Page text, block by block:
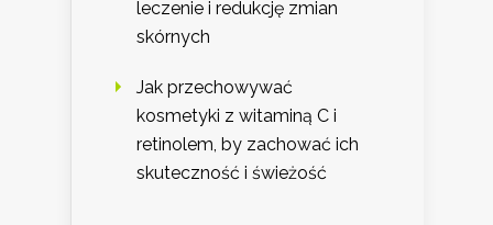
leczenie i redukcję zmian
skórnych
Jak przechowywać
kosmetyki z witaminą C i
retinolem, by zachować ich
skuteczność i świeżość